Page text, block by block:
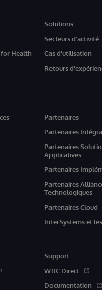
Health
Solutions
Secteurs d'activité
Cas d'utilisation
Retours
Partenaires
Partenaires
Partenaires
Applicatives
Partenaires
Partenaires
Technologiques
Partenaires Cloud
InterSystems et
Support
WRC Direct
Documentation